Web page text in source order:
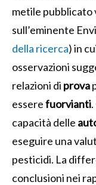
metile pubblicato
sull’eminente
della ricerca) in
osservazioni
relazioni di prova
esserefuorvianti.
capacità delle
eseguire una
pesticidi. La
conclusioni nei